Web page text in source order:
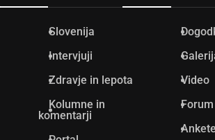
Slovenija
Intervjuji
Zdravje in lepota
Kolumne in
komentarji
Video
Forum
Ankete